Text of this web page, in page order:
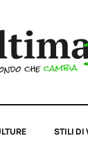
STILI DI